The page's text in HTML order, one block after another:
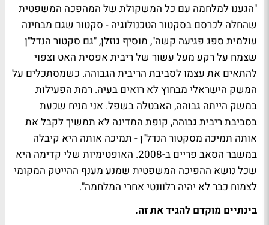
"הגענו למלחמה עם כל המשקולת של המהפכה המשפטית
שהחלה לכרסם בסקטור הטכנולוגיה - סקטור שגם מבחינה
עולמית ספג פגיעה קשה", מוסיף גוזלן, "גם סקטור הנדל"ן
שצמח על רקע מעל עשור של ריבית אפסית האט וצפוי
להתאים את עצמו לסביבת הריבית הגבוהה. כשמסתכלים על
המשק הישראלי מבחוץ לא רואים בעיה. רמת הפעילות
במשק הייתה גבוהה, האבטלה בשפל. אני מניח שכעת
בסביבת ריבית גבוהה, קופת המדינה לא תמשיך לקבל את
אותה תמיכה מסקטור הנדל"ן - תמיכה אותה היא קיבלה
במשבר הסאב פריים ב-2008. האופטימיות שלי קדימה היא
שכל נושא ההפיכה המשפטית שמנע מענף ההייטק המקומי
לצמוח כבר לא יהיה רלוונטי אחרי המלחמה".
בינתיים מוקדם להגיד את זה.